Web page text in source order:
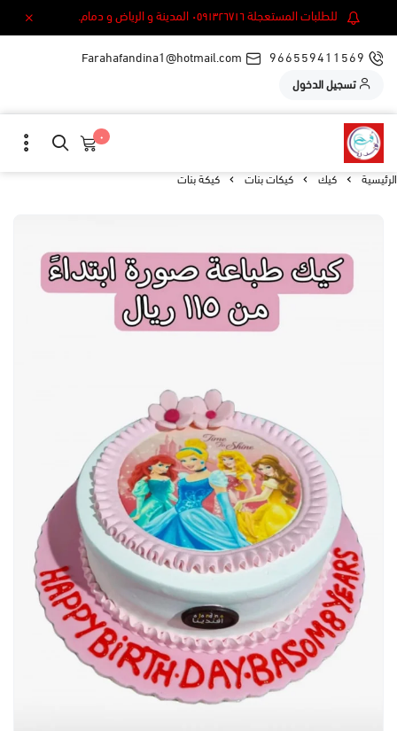
للطلبات المستعجلة ٠٥٩١٣٢٦٧١٦ المدينة و الرياض و دمام.
966559411569
Farahafandina1@hotmail.com
تسجيل الدخول
٠
الرئيسية كيك كيكات بنات كيكة بنات